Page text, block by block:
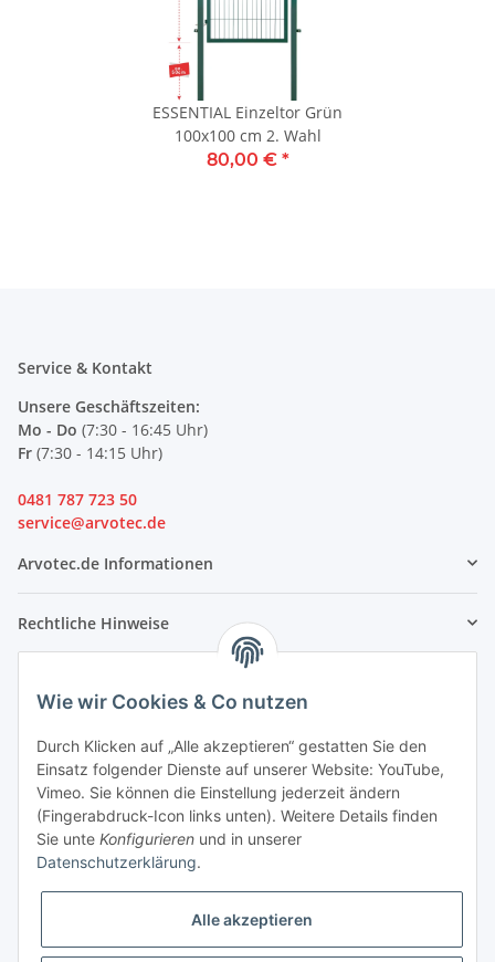
ESSENTIAL Einzeltor Grün
100x100 cm 2. Wahl
80,00 € *
Service & Kontakt
Unsere Geschäftszeiten:
Mo - Do (7:30 - 16:45 Uhr)
Fr (7:30 - 14:15 Uhr)
0481 787 723 50
service@arvotec.de
Arvotec.de Informationen
Rechtliche Hinweise
Wie wir Cookies & Co nutzen
Durch Klicken auf „Alle akzeptieren“ gestatten Sie den
Einsatz folgender Dienste auf unserer Website: YouTube,
Vimeo. Sie können die Einstellung jederzeit ändern
(Fingerabdruck-Icon links unten). Weitere Details finden
Sie unte Konfigurieren und in unserer
Datenschutzerklärung.
Alle akzeptieren